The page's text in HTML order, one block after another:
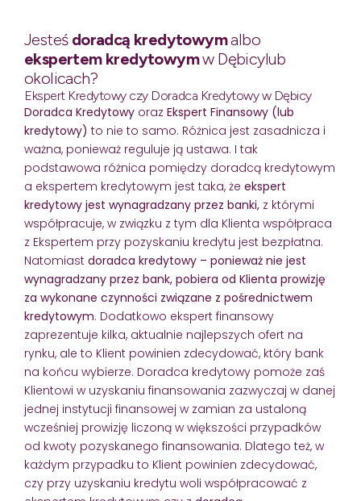
Jesteśdoradcą kredytowymalbo
ekspertem kredytowymw Dębicylub
okolicach?
Ekspert Kredytowy czy Doradca Kredytowy w Dębicy
Doradca Kredytowy oraz Ekspert Finansowy (lub
kredytowy) to nie to samo. Różnica jest zasadnicza i
ważna, ponieważ reguluje ją ustawa. I tak
podstawowa różnica pomiędzy doradcą kredytowym
a ekspertem kredytowym jest taka, że ekspert
kredytowy jest wynagradzany przez banki, z którymi
współpracuje, w związku z tym dla Klienta współpraca
z Ekspertem przy pozyskaniu kredytu jest bezpłatna.
Natomiast doradca kredytowy – ponieważ nie jest
wynagradzany przez bank, pobiera od Klienta prowizję
za wykonane czynności związane z pośrednictwem
kredytowym. Dodatkowo ekspert finansowy
zaprezentuje kilka, aktualnie najlepszych ofert na
rynku, ale to Klient powinien zdecydować, który bank
na końcu wybierze. Doradca kredytowy pomoże zaś
Klientowi w uzyskaniu finansowania zazwyczaj w danej
jednej instytucji finansowej w zamian za ustaloną
wcześniej prowizję liczoną w większości przypadków
od kwoty pozyskanego finansowania. Dlatego też, w
każdym przypadku to Klient powinien zdecydować,
czy przy uzyskaniu kredytu woli współpracować z